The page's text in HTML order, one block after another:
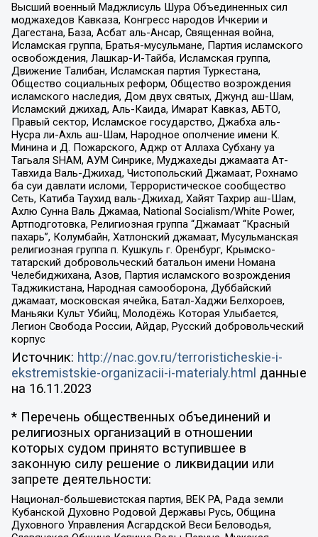
Высший военный Маджлисуль Шура Объединенных сил
моджахедов Кавказа, Конгресс народов Ичкерии и
Дагестана, База, Асбат аль-Ансар, Священная война,
Исламская группа, Братья-мусульмане, Партия исламского
освобождения, Лашкар-И-Тайба, Исламская группа,
Движение Талибан, Исламская партия Туркестана,
Общество социальных реформ, Общество возрождения
исламского наследия, Дом двух святых, Джунд аш-Шам,
Исламский джихад, Аль-Каида, Имарат Кавказ, АБТО,
Правый сектор, Исламское государство, Джабха аль-
Нусра ли-Ахль аш-Шам, Народное ополчение имени К.
Минина и Д. Пожарского, Аджр от Аллаха Субхану уа
Тагьаля SHAM, АУМ Синрике, Муджахеды джамаата Ат-
Тавхида Валь-Джихад, Чистопольский Джамаат, Рохнамо
ба суи давлати исломи, Террористическое сообщество
Сеть, Катиба Таухид валь-Джихад, Хайят Тахрир аш-Шам,
Ахлю Сунна Валь Джамаа, National Socialism/White Power,
Артподготовка, Религиозная группа “Джамаат “Красный
пахарь”, Колумбайн, Хатлонский джамаат, Мусульманская
религиозная группа п. Кушкуль г. Оренбург, Крымско-
татарский добровольческий батальон имени Номана
Челебиджихана, Азов, Партия исламского возрождения
Таджикистана, Народная самооборона, Дуббайский
джамаат, московская ячейка, Батал-Хаджи Белхороев,
Маньяки Культ Убийц, Молодёжь Которая Улыбается,
Легион Свобода России, Айдар, Русский добровольческий
корпус
Источник: http://nac.gov.ru/terroristicheskie-i-
ekstremistskie-organizacii-i-materialy.html данные
на 16.11.2023
* Перечень общественных объединений и
религиозных организаций в отношении
которых судом принято вступившее в
законную силу решение о ликвидации или
запрете деятельности:
Национал-большевистская партия, ВЕК РА, Рада земли
Кубанской Духовно Родовой Державы Русь, Община
Духовного Управления Асгардской Веси Беловодья,